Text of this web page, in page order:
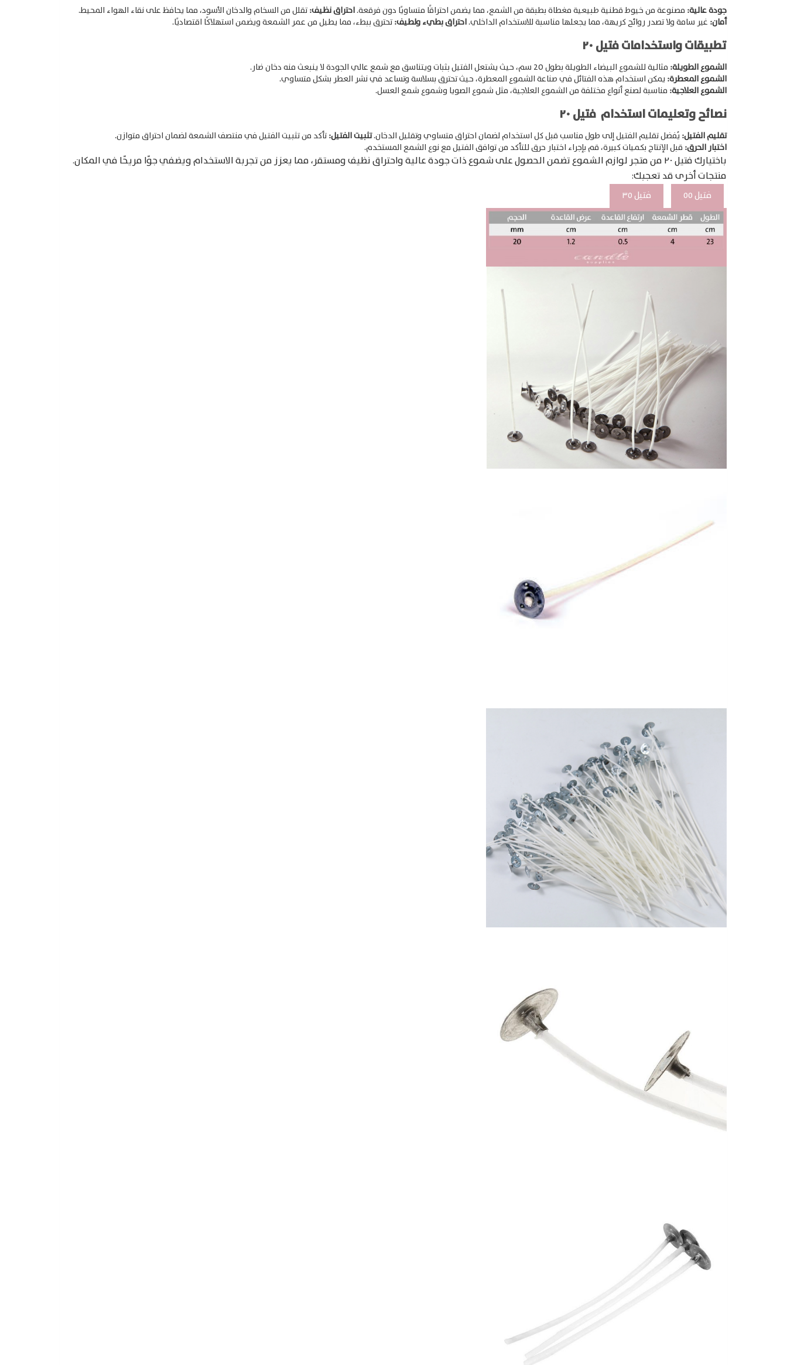
جودة عالية: مصنوعة من خيوط قطنية طبيعية مغطاة بطبقة من الشمع، مما يضمن احتراقًا متساويًا دون فرقعة.​احتراق نظيف:تقلل من السخام والدخان الأسود، مما يحافظ على نقاء الهواء المحيط.​
أمان: غير سامة ولا تصدر روائح كريهة، مما يجعلها مناسبة للاستخدام الداخلي.​احتراق بطيء ولطيف:تحترق ببطء، مما يطيل من عمر الشمعة ويضمن استهلاكًا اقتصاديًا.​
تطبيقات واستخدامات فتيل ٢٠
الشموع الطويلة: مثالية للشموع البيضاء الطويلة بطول 20 سم، حيث يشتعل الفتيل بثبات ويتناسق مع شمع عالي الجودة لا ينبعث منه دخان ضار.
الشموع المعطرة: يمكن استخدام هذه الفتائل في صناعة الشموع المعطرة، حيث تحترق بسلاسة وتساعد في نشر العطر بشكل متساوي.​
الشموع العلاجية: مناسبة لصنع أنواع مختلفة من الشموع العلاجية، مثل شموع الصويا وشموع شمع العسل.​
نصائح وتعليمات استخدام فتيل ٢٠
تقليم الفتيل: يُفضل تقليم الفتيل إلى طول مناسب قبل كل استخدام لضمان احتراق متساوي وتقليل الدخان.​تثبيت الفتيل:تأكد من تثبيت الفتيل في منتصف الشمعة لضمان احتراق متوازن.​
اختبار الحرق: قبل الإنتاج بكميات كبيرة، قم بإجراء اختبار حرق للتأكد من توافق الفتيل مع نوع الشمع المستخدم.​
باختيارك فتيل ٢٠ من متجر لوازم الشموع تضمن الحصول على شموع ذات جودة عالية واحتراق نظيف ومستقر، مما يعزز من تجربة الاستخدام ويضفي جوًا مريحًا في المكان.​
منتجات أخرى قد تعجبك:
فتيل ٥٥ فتيل ٣٥